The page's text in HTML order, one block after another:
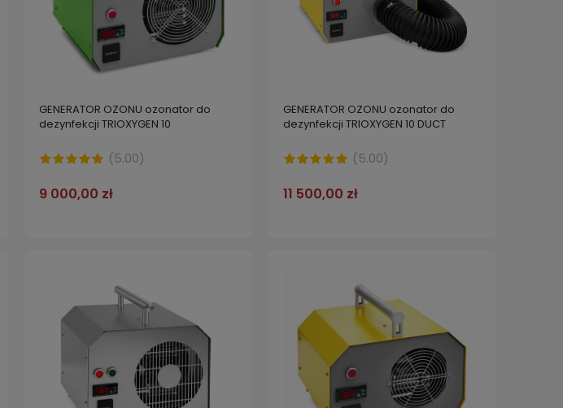
GENERATOR OZONU ozonator do
dezynfekcji TRIOXYGEN 10
(5.00)
9 000,00 zł
GENERATOR OZONU ozonator do
dezynfekcji TRIOXYGEN 10 DUCT
(5.00)
11 500,00 zł